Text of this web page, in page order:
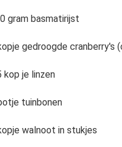
gram basmatirijst
gedroogde cranberry's
kop je linzen
tuinbonen
walnoot in stukjes